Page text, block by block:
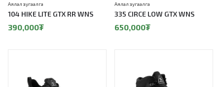
104 HIKE LITE GTX RR WNS
Аялал зугаалга
390,000₮
335 CIRCE LOW GTX WNS
Аялал зугаалга
650,000₮